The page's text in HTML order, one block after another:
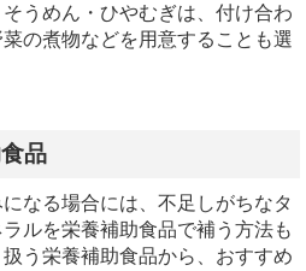
うめん・ひやむぎは、付け合わ
の煮物などを用意することも選
品
なる場合には、不足しがちなタ
ルを栄養補助食品で補う方法も
う栄養補助食品から、おすすめ